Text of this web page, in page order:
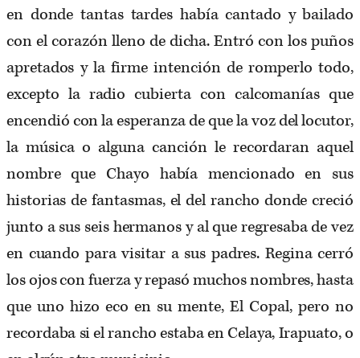
en donde tantas tardes había cantado y bailado
con el corazón lleno de dicha. Entró con los puños
apretados y la firme intención de romperlo todo,
excepto la radio cubierta con calcomanías que
encendió con la esperanza de que la voz del locutor,
la música o alguna canción le recordaran aquel
nombre que Chayo había mencionado en sus
historias de fantasmas, el del rancho donde creció
junto a sus seis hermanos y al que regresaba de vez
en cuando para visitar a sus padres. Regina cerró
los ojos con fuerza y repasó muchos nombres, hasta
que uno hizo eco en su mente, El Copal, pero no
recordaba si el rancho estaba en Celaya, Irapuato, o